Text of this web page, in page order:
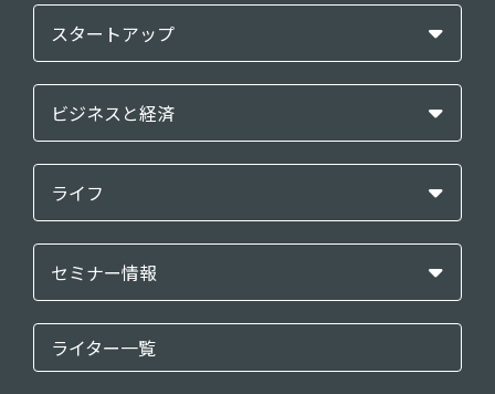
スタートアップ
ビジネスと経済
ライフ
セミナー情報
ライター一覧